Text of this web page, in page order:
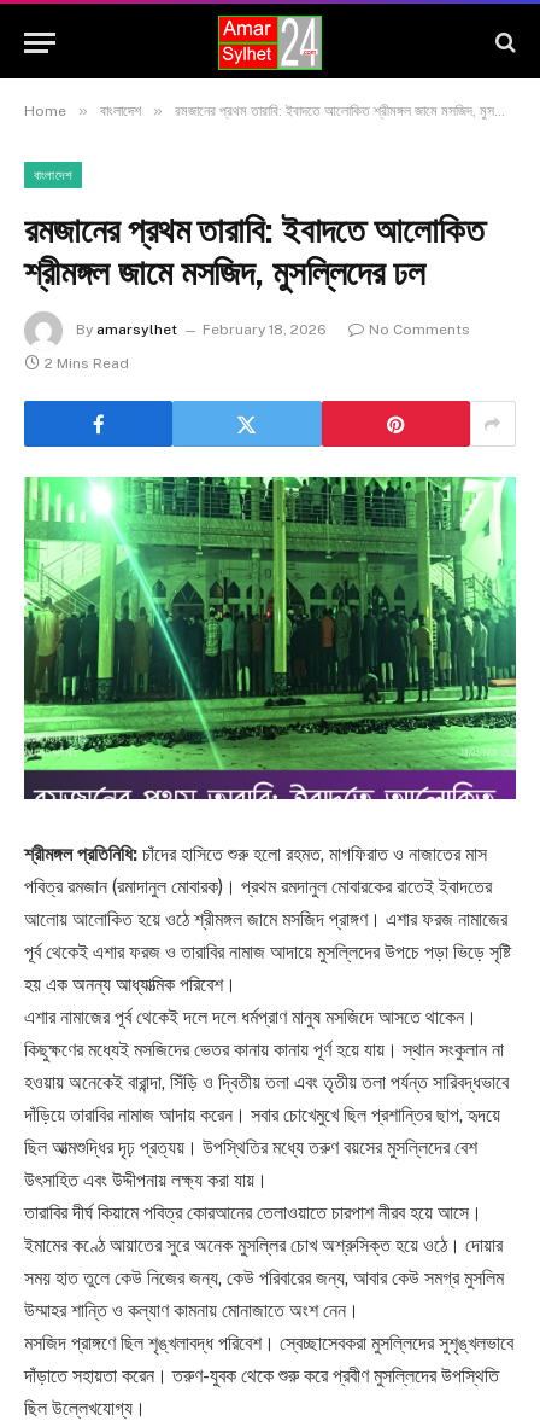
Home » বাংলাদেশ » রমজানের প্রথম তারাবি: ইবাদতে আলোকিত শ্রীমঙ্গল জামে মসজিদ, মুসল্লিদের ঢল
বাংলাদেশ
রমজানের প্রথম তারাবি: ইবাদতে আলোকিত
শ্রীমঙ্গল জামে মসজিদ, মুসল্লিদের ঢল
By amarsylhet February 18, 2026
No Comments
2 Mins Read
শ্রীমঙ্গল প্রতিনিধি: চাঁদের হাসিতে শুরু হলো রহমত, মাগফিরাত ও নাজাতের মাস
পবিত্র রমজান (রমাদানুল মোবারক)। প্রথম রমদানুল মোবারকের রাতেই ইবাদতের
আলোয় আলোকিত হয়ে ওঠে শ্রীমঙ্গল জামে মসজিদ প্রাঙ্গণ। এশার ফরজ নামাজের
পূর্ব থেকেই এশার ফরজ ও তারাবির নামাজ আদায়ে মুসল্লিদের উপচে পড়া ভিড়ে সৃষ্টি
হয় এক অনন্য আধ্যাত্মিক পরিবেশ।
এশার নামাজের পূর্ব থেকেই দলে দলে ধর্মপ্রাণ মানুষ মসজিদে আসতে থাকেন।
কিছুক্ষণের মধ্যেই মসজিদের ভেতর কানায় কানায় পূর্ণ হয়ে যায়। স্থান সংকুলান না
হওয়ায় অনেকেই বারান্দা, সিঁড়ি ও দ্বিতীয় তলা এবং তৃতীয় তলা পর্যন্ত সারিবদ্ধভাবে
দাঁড়িয়ে তারাবির নামাজ আদায় করেন। সবার চোখেমুখে ছিল প্রশান্তির ছাপ, হৃদয়ে
ছিল আত্মশুদ্ধির দৃঢ় প্রত্যয়। উপস্থিতির মধ্যে তরুণ বয়সের মুসল্লিদের বেশ
উৎসাহিত এবং উদ্দীপনায় লক্ষ্য করা যায়।
তারাবির দীর্ঘ কিয়ামে পবিত্র কোরআনের তেলাওয়াতে চারপাশ নীরব হয়ে আসে।
ইমামের কণ্ঠে আয়াতের সুরে অনেক মুসল্লির চোখ অশ্রুসিক্ত হয়ে ওঠে। দোয়ার
সময় হাত তুলে কেউ নিজের জন্য, কেউ পরিবারের জন্য, আবার কেউ সমগ্র মুসলিম
উম্মাহর শান্তি ও কল্যাণ কামনায় মোনাজাতে অংশ নেন।
মসজিদ প্রাঙ্গণে ছিল শৃঙ্খলাবদ্ধ পরিবেশ। স্বেচ্ছাসেবকরা মুসল্লিদের সুশৃঙ্খলভাবে
দাঁড়াতে সহায়তা করেন। তরুণ-যুবক থেকে শুরু করে প্রবীণ মুসল্লিদের উপস্থিতি
ছিল উল্লেখযোগ্য।